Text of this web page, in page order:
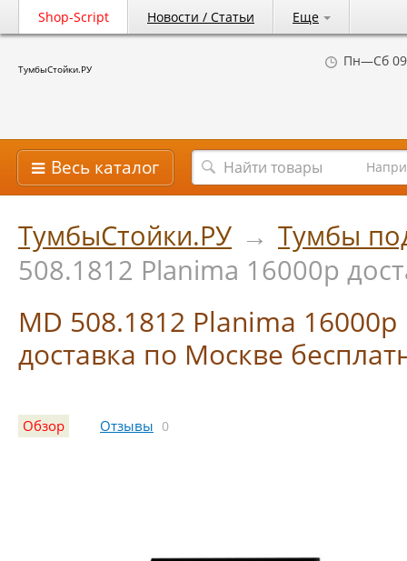
Shop-Script Новости / Статьи Еще
ТумбыСтойки.РУ Пн—Сб
Весь каталог
ТумбыСтойки.РУ → Тумбы
508.1812 Planima 16000р
MD 508.1812 Planima 16000р
доставка по Москве
Обзор Отзывы 0